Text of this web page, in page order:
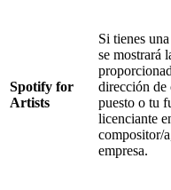
Spotify for
Artists
Si tienes
se mostrará
dirección de
puesto o tu
licenciante
compositor/
empresa.